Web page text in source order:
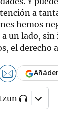
a
hemos
un lado,
el derecho